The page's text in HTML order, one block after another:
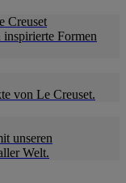
Creuset
Formen
von Le Creuset.
unseren
Welt.